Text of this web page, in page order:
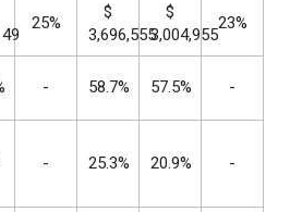
25%
$
3,696,555
$
3,004,955
23%
- 58.7% 57.5% -
- 25.3% 20.9% -